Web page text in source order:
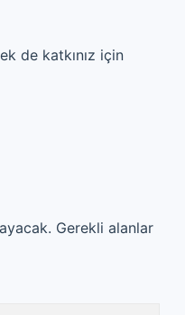
de katkınız için
Gerekli alanlar